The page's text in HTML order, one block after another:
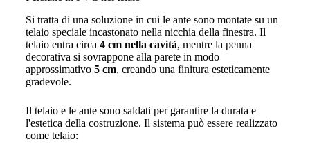
Si tratta di una soluzione in cui le ante sono montate su un
telaio speciale incastonato nella nicchia della finestra. Il
telaio entra circa 4 cm nella cavità, mentre la penna
decorativa si sovrappone alla parete in modo
approssimativo 5 cm, creando una finitura esteticamente
gradevole.
Il telaio e le ante sono saldati per garantire la durata e
l'estetica della costruzione. Il sistema può essere realizzato
come telaio: